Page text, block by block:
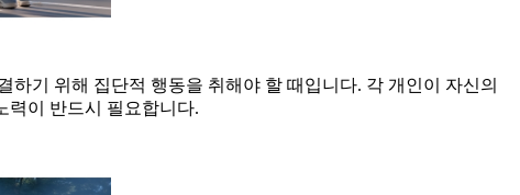
기 위해 집단적 행동을 취해야 할 때입니다. 각 개인이 자신의
력이 반드시 필요합니다.